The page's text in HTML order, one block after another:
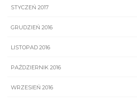
STYCZEŃ 2017
GRUDZIEŃ 2016
LISTOPAD 2016
PAŹDZIERNIK 2016
WRZESIEŃ 2016